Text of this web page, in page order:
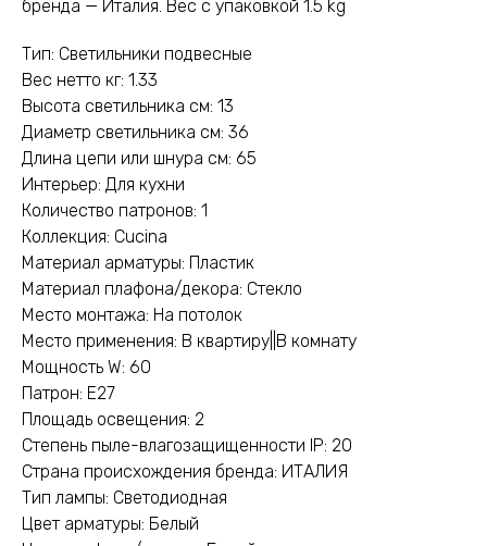
бренда — Италия. Вес с упаковкой 1.5 kg
Тип: Светильники подвесные
Вес нетто кг: 1.33
Высота светильника см: 13
Диаметр светильника см: 36
Длина цепи или шнура см: 65
Интерьер: Для кухни
Количество патронов: 1
Коллекция: Cucina
Материал арматуры: Пластик
Материал плафона/декора: Стекло
Место монтажа: На потолок
Место применения: В квартиру||В комнату
Мощность W: 60
Патрон: E27
Площадь освещения: 2
Степень пыле-влагозащищенности IP: 20
Страна происхождения бренда: ИТАЛИЯ
Тип лампы: Светодиодная
Цвет арматуры: Белый